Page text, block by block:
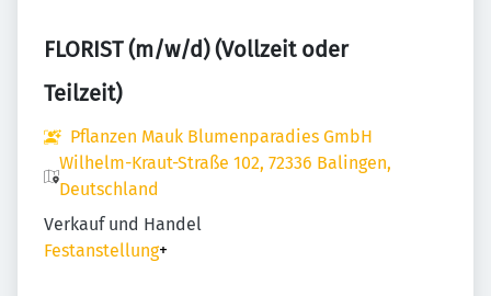
FLORIST (m/w/d) (Vollzeit oder
Teilzeit)
Pflanzen Mauk Blumenparadies GmbH
Wilhelm-Kraut-Straße 102, 72336 Balingen,
Deutschland
Verkauf und Handel
Festanstellung+